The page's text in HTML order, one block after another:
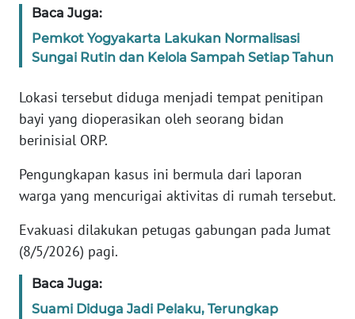
Baca Juga:
Pemkot Yogyakarta Lakukan Normalisasi
Sungai Rutin dan Kelola Sampah Setiap Tahun
Lokasi tersebut diduga menjadi tempat penitipan
bayi yang dioperasikan oleh seorang bidan
berinisial ORP.
Pengungkapan kasus ini bermula dari laporan
warga yang mencurigai aktivitas di rumah tersebut.
Evakuasi dilakukan petugas gabungan pada Jumat
(8/5/2026) pagi.
Baca Juga:
Suami Diduga Jadi Pelaku, Terungkap
TENTANG
PEDOMAN
SIBER
REDAKSI
KARIR
DISCLAIMER